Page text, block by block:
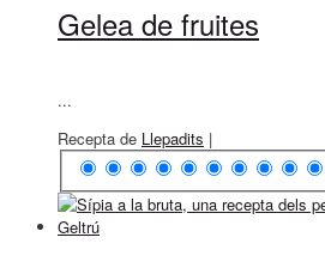
Gelea de fruites
...
Recepta de Llepadits |